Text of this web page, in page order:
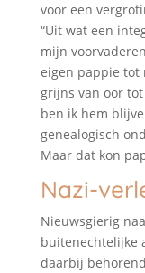
voor een
“Uit wat een
mijn
eigen pappie tot
grijns van oor
ben ik hem
genealogisch
Maar dat kon
Nazi-
Nieuwsgierig
buitenechtelijke
daarbij